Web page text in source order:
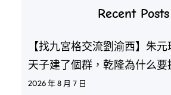
Recent Posts
【找九宮格交流劉渝西】朱
天子建了個群，乾隆為什么要
2026 年 8 月 7 日